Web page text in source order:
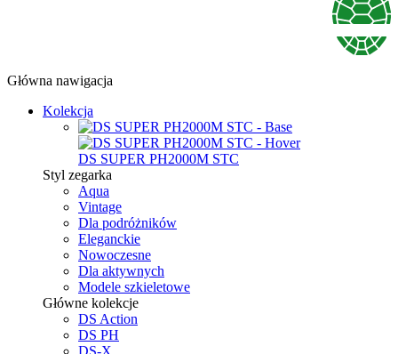
Główna nawigacja
Kolekcja
DS SUPER PH2000M STC
Styl zegarka
Aqua
Vintage
Dla podróżników
Eleganckie
Nowoczesne
Dla aktywnych
Modele szkieletowe
Główne kolekcje
DS Action
DS PH